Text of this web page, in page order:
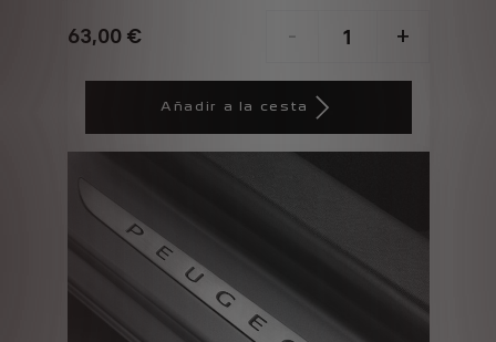
63,00 €
Price
€
- +
Quantity
1
Añadir a la cesta